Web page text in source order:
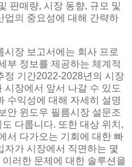
판매량, 시장 동향, 규모 및
업의 중요성에 대해 간략하
시장 보고서에는 회사 프로
부 정보를 제공하는 체계적
정 기간2022-2028년의 시장
시장에서 앞서 나갈 수 있도
수익성에 대해 자세히 설명
안 윈도우 필름시장 설문조
다룹니다. 또한 대상 위치,
서 다가오는 기회에 대한 빠
자가 시장에서 직면하는 몇
러한 문제에 대한 솔루션을